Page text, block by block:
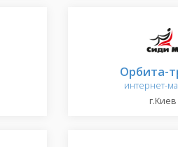
Орбита-
интернет-
г.Киев